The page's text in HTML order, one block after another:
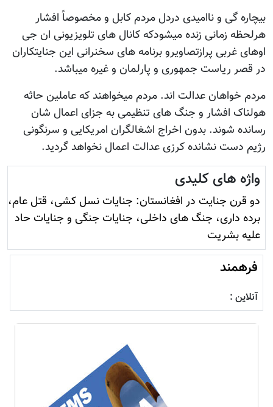
بیچاره گی و ناامیدی دردل مردم کابل و مخصوصاً افشار
هرلحظه زمانی زنده میشودکه کانال های تلویزیونی ان جی
اوهای غربی پرازتصاویرو برنامه های سخنرانی این جنایتکاران
در قصر ریاست جمهوری و پارلمان و غیره میباشد.
مردم خواهان عدالت اند. مردم میخواهند که عاملین حاثه
هولناک افشار و جنگ های تنظیمی به جزای اعمال شان
رسانده شوند. بدون اخراج اشغالگران امریکایی و سرنگونی
رژیم دست نشانده کرزی عدالت اعمال نخواهد گردید.
واژه های کلیدی
دو قرن جنایت در افغانستان: جنایات نسل کشی، قتل عام،
برده داری، جنگ های داخلی، جنایات جنگی و جنایات حاد
علیه بشریت
فرهمند
آنلاین :